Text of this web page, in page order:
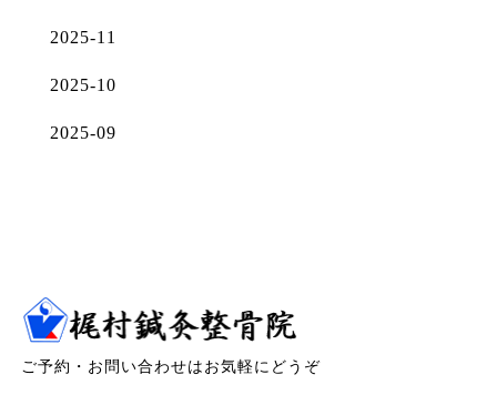
2025-11
2025-10
2025-09
ご予約・お問い合わせはお気軽にどうぞ